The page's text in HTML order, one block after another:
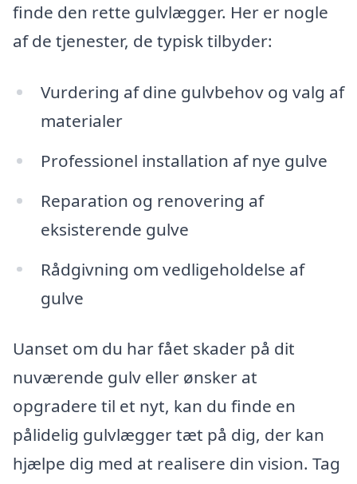
finde den rette gulvlægger. Her er nogle
af de tjenester, de typisk tilbyder:
Vurdering af dine gulvbehov og valg af
materialer
Professionel installation af nye gulve
Reparation og renovering af
eksisterende gulve
Rådgivning om vedligeholdelse af
gulve
Uanset om du har fået skader på dit
nuværende gulv eller ønsker at
opgradere til et nyt, kan du finde en
pålidelig gulvlægger tæt på dig, der kan
hjælpe dig med at realisere din vision. Tag